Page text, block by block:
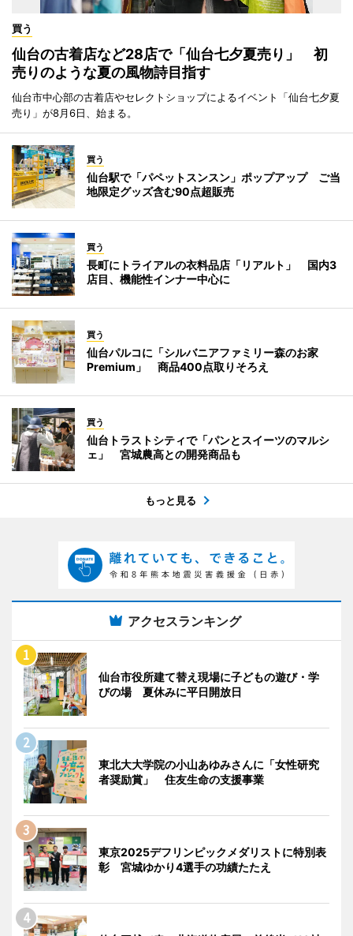
買う
仙台の古着店など28店で「仙台七夕夏売り」 初
売りのような夏の風物詩目指す
仙台市中心部の古着店やセレクトショップによるイベント「仙台七夕夏
売り」が8月6日、始まる。
買う
仙台駅で「パペットスンスン」ポップアップ ご当
地限定グッズ含む90点超販売
買う
長町にトライアルの衣料品店「リアルト」 国内3
店目、機能性インナー中心に
買う
仙台パルコに「シルバニアファミリー森のお家
Premium」 商品400点取りそろえ
買う
仙台トラストシティで「パンとスイーツのマルシ
ェ」 宮城農高との開発商品も
もっと見る
アクセスランキング
仙台市役所建て替え現場に子どもの遊び・学
びの場 夏休みに平日開放日
東北大大学院の小山あゆみさんに「女性研究
者奨励賞」 住友生命の支援事業
東京2025デフリンピックメダリストに特別表
彰 宮城ゆかり4選手の功績たたえ